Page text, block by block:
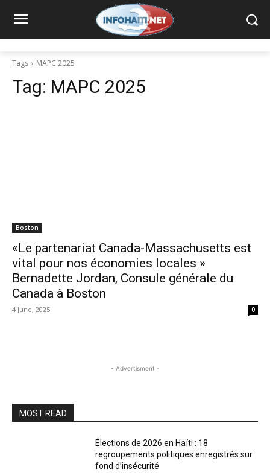
Tags MAPC 2025
Tag: MAPC 2025
Boston
«Le partenariat Canada-Massachusetts est
vital pour nos économies locales »
Bernadette Jordan, Consule générale du
Canada à Boston
4 June, 2025 0
- Advertisment -
MOST READ
Élections de 2026 en Haïti : 18
regroupements politiques enregistrés sur
fond d’insécurité